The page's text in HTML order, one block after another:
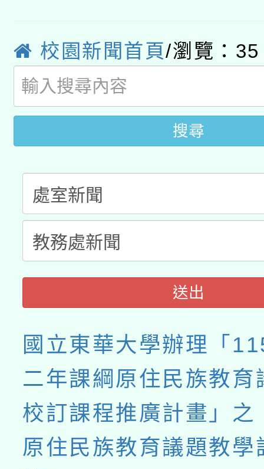
業技術研究院辦理「
用水績優單位及節水達
動」
115年8月22日(星期六
桃園市孔廟祈福系列
開 智慧啟航」
2026年桃園地景藝術
校園新聞首頁/瀏覽：35
搜尋
送出
國立東華大學辦理「
二年課綱原住民族教育
校訂課程推廣計畫」
原住民族教育議題教學